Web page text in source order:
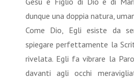
dunque una doppia natura,
Come Dio, Egli esiste da
spiegare perfettamente la
rivelata. Egli fa vibrare la
davanti agli occhi